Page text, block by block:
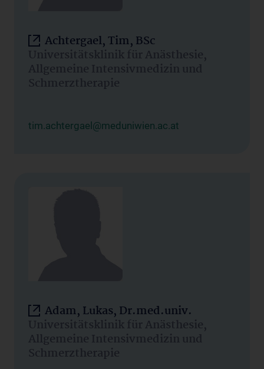
Achtergael, Tim, BSc
Universitätsklinik für Anästhesie,
Allgemeine Intensivmedizin und
Schmerztherapie
tim.achtergael@meduniwien.ac.at
Adam, Lukas, Dr.med.univ.
Universitätsklinik für Anästhesie,
Allgemeine Intensivmedizin und
Schmerztherapie